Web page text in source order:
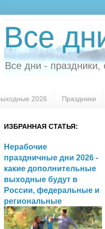
Все
Все дни - праздники,
2026 Праздники
ИЗБРАННАЯ СТАТЬЯ:
Нерабочие
праздничные дни 2026 -
какие дополнительные
выходные будут в
России, федеральные и
региональные